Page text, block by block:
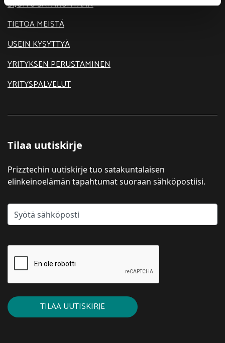
SIJOITU SATAKUNTAAN
TIETOA MEISTÄ
USEIN KYSYTTYÄ
YRITYKSEN PERUSTAMINEN
YRITYSPALVELUT
Tilaa uutiskirje
Prizztechin uutiskirje tuo satakuntalaisen
elinkeinoelämän tapahtumat suoraan sähköpostiisi.
TILAA UUTISKIRJE